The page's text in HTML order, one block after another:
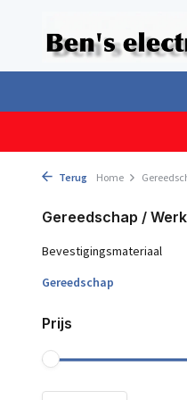
Terug Home
Gereedschap /
Bevestigingsmateriaal
Gereedschap
Prijs